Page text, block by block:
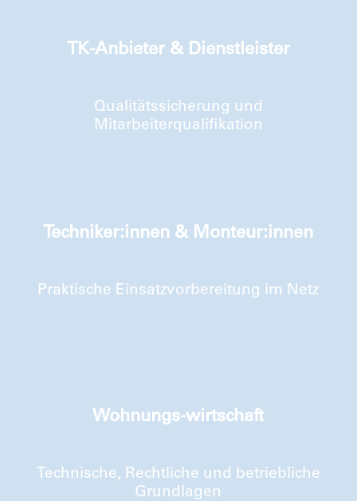
TK-Anbieter & Dienstleister
Qualitätssicherung und
Mitarbeiterqualifikation
Techniker:innen & Monteur:innen
Praktische Einsatzvorbereitung im Netz
Wohnungs-wirtschaft
Technische, Rechtliche und betriebliche
Grundlagen